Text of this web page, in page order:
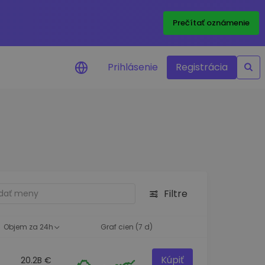
Prečítať oznámenie
príležitosti
pre optimálny
Prihlásenie Registrácia
Filtre
Objem za 24h Graf cien (7 d)
20.2B € Kúpiť